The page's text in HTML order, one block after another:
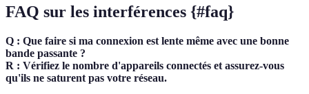
FAQ sur les interférences {#faq}
Q : Que faire si ma connexion est lente même avec une bonne
bande passante ?
R : Vérifiez le nombre d'appareils connectés et assurez-vous
qu'ils ne saturent pas votre réseau.